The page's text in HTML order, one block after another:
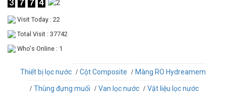
Visit Today : 22
Total Visit : 37742
Who's Online : 1
Thiết bị lọc nước Cột Composite Màng RO Hydreamem
Thùng đựng muối Van lọc nước Vật liệu lọc nước